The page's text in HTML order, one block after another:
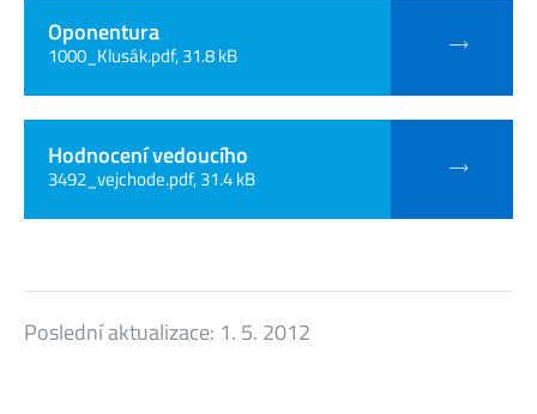
Oponentura
1000_Klusák.pdf, 31.8 kB
Hodnocení vedoucího
3492_vejchode.pdf, 31.4 kB
Poslední aktualizace: 1. 5. 2012